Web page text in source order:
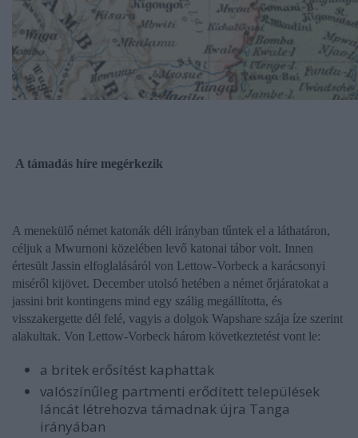
A támadás híre megérkezik
A menekülő német katonák déli irányban tűntek el a láthatáron,
céljuk a Mwurnoni közelében levő katonai tábor volt. Innen
értesült Jassin elfoglalásáról von Lettow-Vorbeck a karácsonyi
miséről kijövet. December utolsó hetében a német őrjáratokat a
jassini brit kontingens mind egy szálig megállította, és
visszakergette dél felé, vagyis a dolgok Wapshare szája íze szerint
alakultak. Von Lettow-Vorbeck három következtetést vont le:
a britek erősítést kaphattak
valószínűleg partmenti erődített települések
láncát létrehozva támadnak újra Tanga
irányában